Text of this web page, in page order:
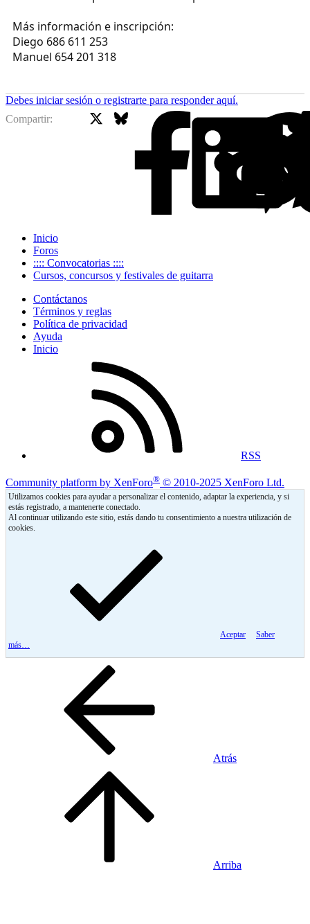
Más información e inscripción:
Diego 686 611 253
Manuel 654 201 318
Debes iniciar sesión o registrarte para responder aquí.
Compartir:
Facebook
Bluesky
Inicio
Foros
:::: Convocatorias ::::
Cursos, concursos y festivales de guitarra
Contáctanos
Términos y reglas
Política de privacidad
Ayuda
Inicio
RSS
Community platform by XenForo® © 2010-2025 XenForo Ltd.
Utilizamos cookies para ayudar a personalizar el contenido, adaptar la experiencia, y si
estás registrado, a mantenerte conectado.
Al continuar utilizando este sitio, estás dando tu consentimiento a nuestra utilización de
cookies.
Aceptar
Saber
más…
Atrás
Arriba